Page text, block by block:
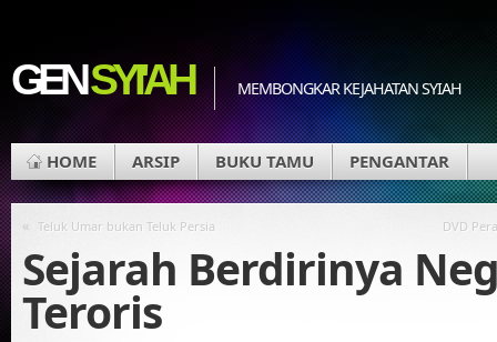
GENSYI'AH MEMBONGKAR KEJAHATAN SYIAH
HOME ARSIP BUKU TAMU PENGANTAR
« Teluk Umar bukan Teluk Persia DVD
Sejarah Berdirinya
Teroris